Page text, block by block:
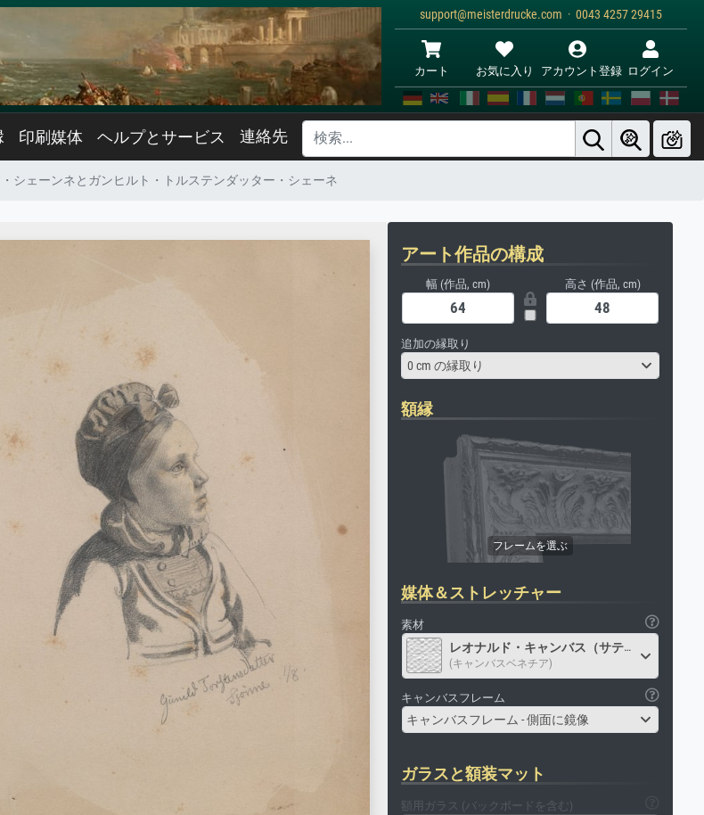
support@meisterdrucke.com · 0043 4257 29415
カート お気に入り アカウント登録 ログイン
印刷媒体 ヘルプとサービス 連絡先
シェーンネとガンヒルト・トルステンダッター・シェーネ
アート作品の構成
幅 (作品, cm) 高さ (作品, cm)
追加の縁取り
0 cm の縁取り
額縁
媒体＆ストレッチャー
素材
レオナルド・キャンバス（サテン）
(キャンバスベネチア)
キャンバスフレーム
キャンバスフレーム - 側面に鏡像
ガラスと額装マット
額用ガラス (バックボードを含む)